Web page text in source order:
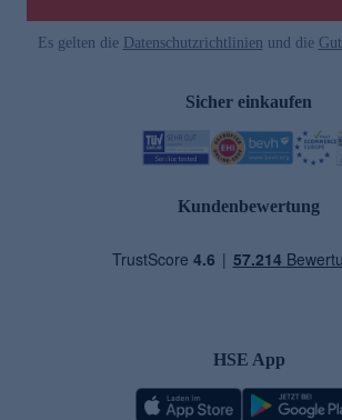
Es gelten die Datenschutzrichtlinien und die
Sicher einkaufen
Kundenbewertung
HSE App